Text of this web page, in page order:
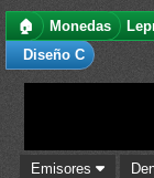
🏠 Monedas
Diseño C
Emisores